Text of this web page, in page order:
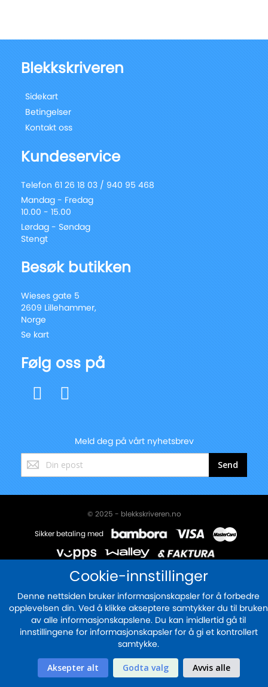
Blekkskriveren
Sidekart
Betingelser
Kontakt oss
Kundeservice
Telefon 61 26 18 03 / 940 95 468
Mandag - Fredag
10.00 - 15.00
Lørdag - Søndag
Stengt
Besøk butikken
Wieses gate 5
2609 Lillehammer,
Norge
Se kart
Følg oss på
Meld deg på vårt nyhetsbrev
Registrer
deg
vårt
Send
© 2025 - blekkskriveren.no
Sikker betaling med
Cookie-innstillinger
Denne nettsiden bruker informasjonskapsler for å forbedre
opplevelsen din. Ved å klikke akseptere samtykker du til bruken
av alle informasjonskapslene. Du kan imidlertid gå til
innstillingene for informasjonskapsler for å gi et kontrollert
samtykke.
Aksepter alt Godta valg Avvis alle